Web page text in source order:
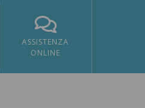
ASSISTENZA
ONLINE